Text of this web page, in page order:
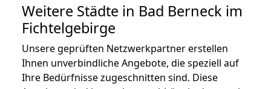
Weitere Städte in Bad Berneck im
Fichtelgebirge
Unsere geprüften Netzwerkpartner erstellen
Ihnen unverbindliche Angebote, die speziell auf
Ihre Bedürfnisse zugeschnitten sind. Diese